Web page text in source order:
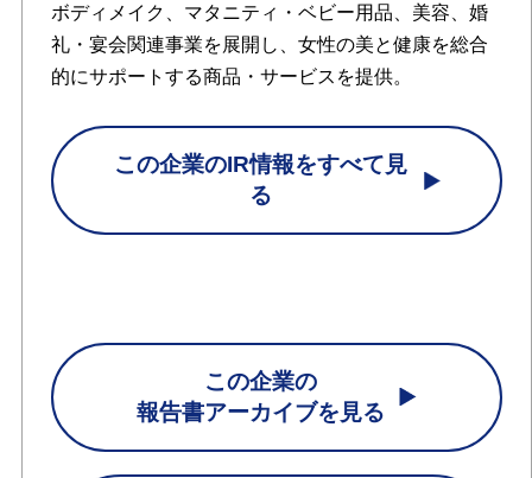
ボディメイク、マタニティ・ベビー用品、美容、婚
礼・宴会関連事業を展開し、女性の美と健康を総合
的にサポートする商品・サービスを提供。
この企業のIR情報をすべて見
る
この企業の
報告書アーカイブを見る